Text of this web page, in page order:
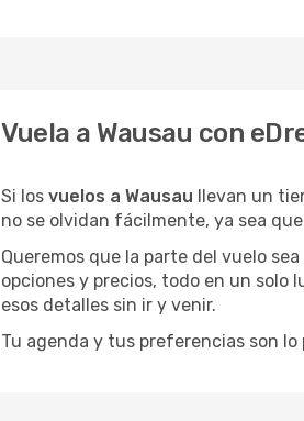
Vuela a Wausau con
Si los vuelos a Wausau llevan un
no se olvidan fácilmente, ya sea
Queremos que la parte del vuelo
opciones y precios, todo en un solo
esos detalles sin ir y venir.
Tu agenda y tus preferencias son